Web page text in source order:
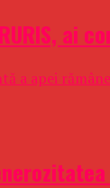
ai
apei